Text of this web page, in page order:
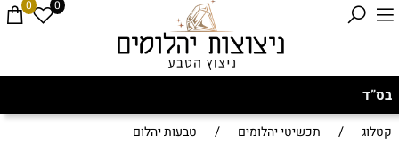
בס”ד
0 0
קטלוג / תכשיטי יהלומים / טבעות יהלום